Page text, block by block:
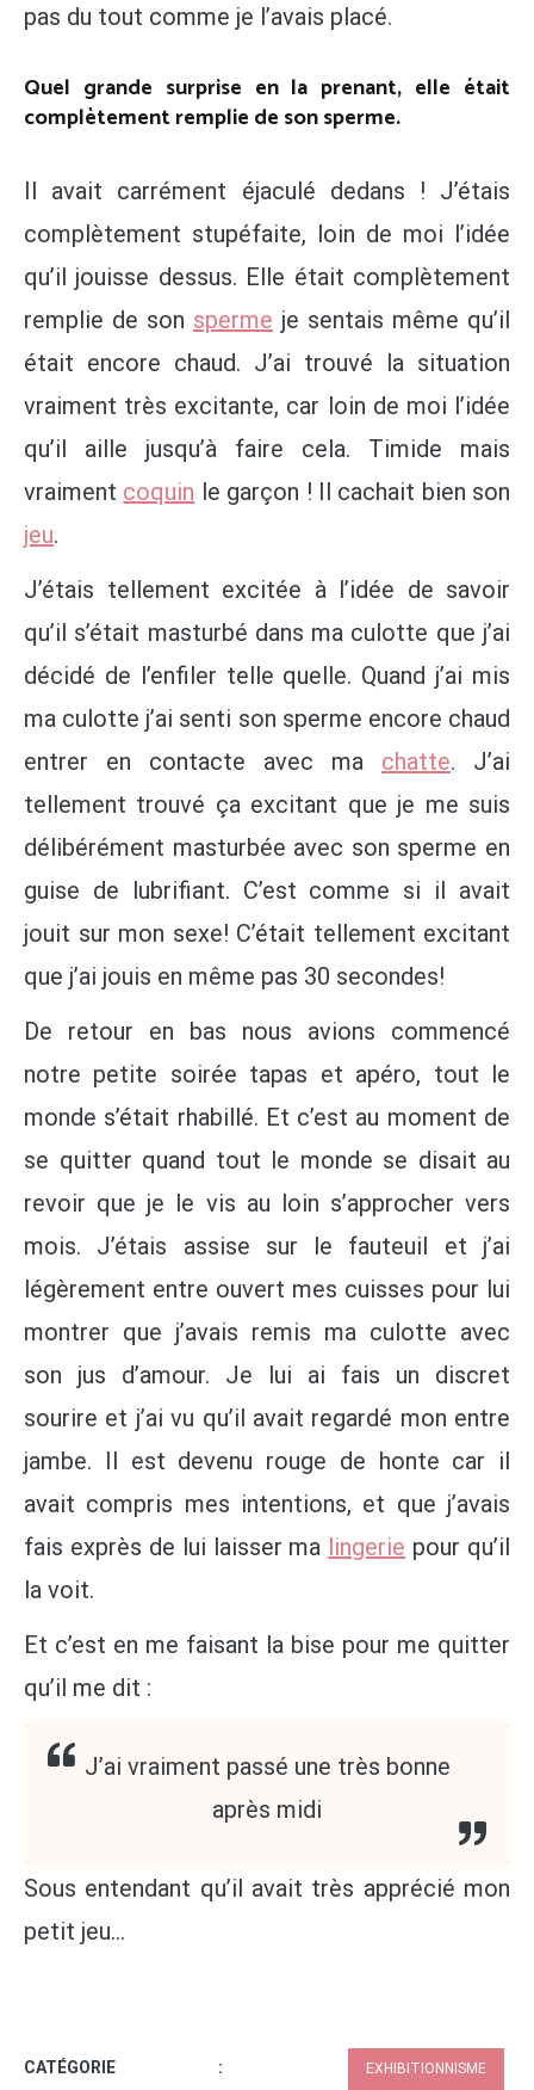
pas du tout comme je l’avais placé.
Quel grande surprise en la prenant, elle était
complètement remplie de son sperme.
Il avait carrément éjaculé dedans ! J’étais
complètement stupéfaite, loin de moi l’idée
qu’il jouisse dessus. Elle était complètement
remplie de son sperme je sentais même qu’il
était encore chaud. J’ai trouvé la situation
vraiment très excitante, car loin de moi l’idée
qu’il aille jusqu’à faire cela. Timide mais
vraiment coquin le garçon ! Il cachait bien son
jeu.
J’étais tellement excitée à l’idée de savoir
qu’il s’était masturbé dans ma culotte que j’ai
décidé de l’enfiler telle quelle. Quand j’ai mis
ma culotte j’ai senti son sperme encore chaud
entrer en contacte avec ma chatte. J’ai
tellement trouvé ça excitant que je me suis
délibérément masturbée avec son sperme en
guise de lubrifiant. C’est comme si il avait
jouit sur mon sexe! C’était tellement excitant
que j’ai jouis en même pas 30 secondes!
De retour en bas nous avions commencé
notre petite soirée tapas et apéro, tout le
monde s’était rhabillé. Et c’est au moment de
se quitter quand tout le monde se disait au
revoir que je le vis au loin s’approcher vers
mois. J’étais assise sur le fauteuil et j’ai
légèrement entre ouvert mes cuisses pour lui
montrer que j’avais remis ma culotte avec
son jus d’amour. Je lui ai fais un discret
sourire et j’ai vu qu’il avait regardé mon entre
jambe. Il est devenu rouge de honte car il
avait compris mes intentions, et que j’avais
fais exprès de lui laisser ma lingerie pour qu’il
la voit.
Et c’est en me faisant la bise pour me quitter
qu’il me dit :
J’ai vraiment passé une très bonne
après midi
Sous entendant qu’il avait très apprécié mon
petit jeu…
CATÉGORIE : EXHIBITIONNISME